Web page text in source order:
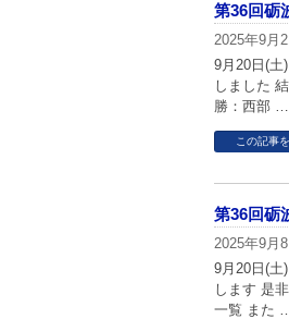
第36回砺
2025年9月
9月20日(土
しました
勝：西部 …
この記事
第36回砺
2025年9月8
9月20日(土
します 是
一覧 また